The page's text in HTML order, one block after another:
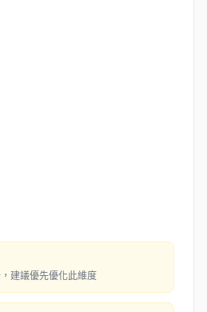
建議優先優化此維度